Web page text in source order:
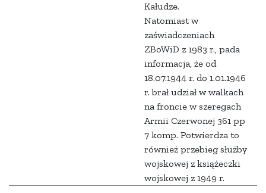
Kałudze.
Natomiast w
zaświadczeniach
ZBoWiD z 1983 r., pada
informacja, że od
18.07.1944 r. do 1.01.1946
r. brał udział w walkach
na froncie w szeregach
Armii Czerwonej 361 pp
7 komp. Potwierdza to
również przebieg służby
wojskowej z książeczki
wojskowej z 1949 r.